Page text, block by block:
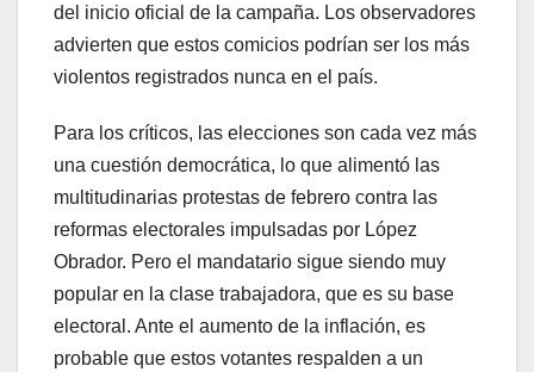
del inicio oficial de la campaña. Los observadores
advierten que estos comicios podrían ser los más
violentos registrados nunca en el país.
Para los críticos, las elecciones son cada vez más
una cuestión democrática, lo que alimentó las
multitudinarias protestas de febrero contra las
reformas electorales impulsadas por López
Obrador. Pero el mandatario sigue siendo muy
popular en la clase trabajadora, que es su base
electoral. Ante el aumento de la inflación, es
probable que estos votantes respalden a un